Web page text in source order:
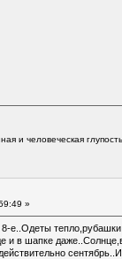
и человеческая
»
8-е..Одеты
и в шапке